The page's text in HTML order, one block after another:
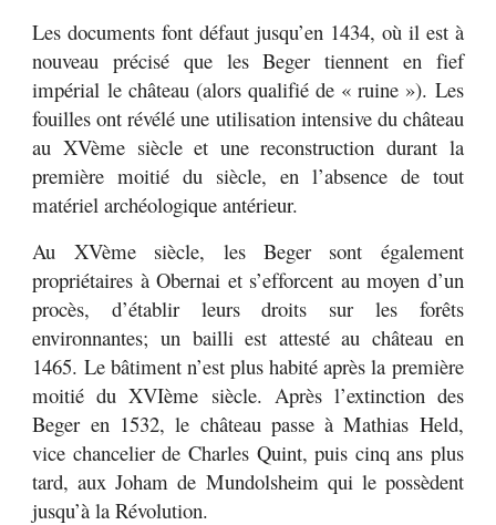
Les documents font défaut jusqu’en 1434, où il est à
nouveau précisé que les Beger tiennent en fief
impérial le château (alors qualifié de « ruine »). Les
fouilles ont révélé une utilisation intensive du château
au XVème siècle et une reconstruction durant la
première moitié du siècle, en l’absence de tout
matériel archéologique antérieur.
Au XVème siècle, les Beger sont également
propriétaires à Obernai et s’efforcent au moyen d’un
procès, d’établir leurs droits sur les forêts
environnantes; un bailli est attesté au château en
1465. Le bâtiment n’est plus habité après la première
moitié du XVIème siècle. Après l’extinction des
Beger en 1532, le château passe à Mathias Held,
vice chancelier de Charles Quint, puis cinq ans plus
tard, aux Joham de Mundolsheim qui le possèdent
jusqu’à la Révolution.